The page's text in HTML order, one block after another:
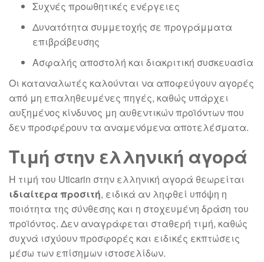
Συχνές προωθητικές ενέργειες
Δυνατότητα συμμετοχής σε προγράμματα
επιβράβευσης
Ασφαλής αποστολή και διακριτική συσκευασία
Οι καταναλωτές καλούνται να αποφεύγουν αγορές
από μη επαληθευμένες πηγές, καθώς υπάρχει
αυξημένος κίνδυνος μη αυθεντικών προϊόντων που
δεν προσφέρουν τα αναμενόμενα αποτελέσματα.
Τιμή στην ελληνική αγορά
Η τιμή του Uticarin στην ελληνική αγορά θεωρείται
ιδιαίτερα προσιτή, ειδικά αν ληφθεί υπόψη η
ποιότητα της σύνθεσης και η στοχευμένη δράση του
προϊόντος. Δεν αναγράφεται σταθερή τιμή, καθώς
συχνά ισχύουν προσφορές και ειδικές εκπτώσεις
μέσω των επίσημων ιστοσελίδων.